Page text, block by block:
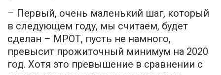
– Первый, очень маленький шаг, который
в следующем году, мы считаем, будет
сделан – МРОТ, пусть не намного,
превысит прожиточный минимум на 2020
год. Хотя это превышение в сравнении с